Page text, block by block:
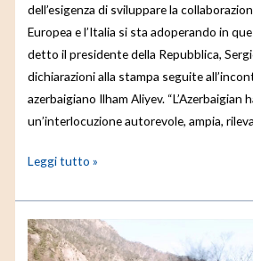
dell’esigenza di sviluppare la
Europea e l’Italia si sta adoperando in
detto il presidente della Repubblica,
dichiarazioni alla stampa seguite
azerbaigiano Ilham Aliyev. “L’Azerbaigian
un’interlocuzione autorevole, ampia,
Leggi tutto »
Hyundai,
arriva